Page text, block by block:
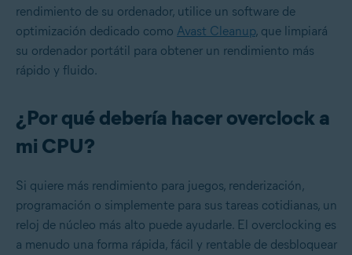
rendimiento de su ordenador, utilice un software de
optimización dedicado como Avast Cleanup, que limpiará
su ordenador portátil para obtener un rendimiento más
rápido y fluido.
¿Por qué debería hacer overclock a
mi CPU?
Si quiere más rendimiento para juegos, renderización,
programación o simplemente para sus tareas cotidianas, un
reloj de núcleo más alto puede ayudarle. El overclocking es
a menudo una forma rápida, fácil y rentable de desbloquear